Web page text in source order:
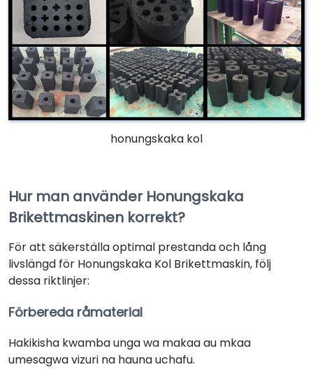
honungskaka kol
Hur man använder Honungskaka
Brikettmaskinen korrekt?
För att säkerställa optimal prestanda och lång
livslängd för Honungskaka Kol Brikettmaskin, följ
dessa riktlinjer:
Förbereda råmaterial
Hakikisha kwamba unga wa makaa au mkaa
umesagwa vizuri na hauna uchafu.